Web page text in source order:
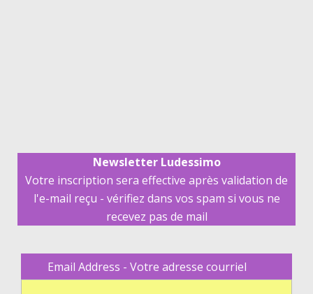
Newsletter Ludessimo
Votre inscription sera effective après validation de
l'e-mail reçu - vérifiez dans vos spam si vous ne
recevez pas de mail
Email Address - Votre adresse courriel